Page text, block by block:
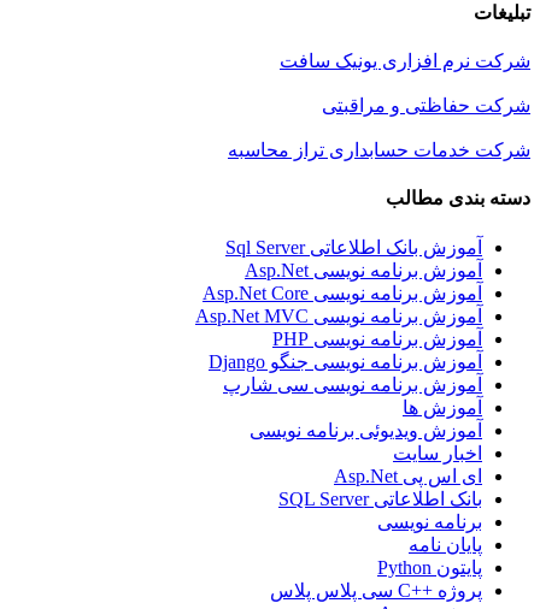
تبلیغات
شرکت نرم افزاری یونیک سافت
شرکت حفاظتی و مراقبتی
شرکت خدمات حسابداری تراز محاسبه
دسته بندی مطالب
آموزش بانک اطلاعاتی Sql Server
آموزش برنامه نویسی Asp.Net
آموزش برنامه نویسی Asp.Net Core
آموزش برنامه نویسی Asp.Net MVC
آموزش برنامه نویسی PHP
آموزش برنامه نویسی جنگو Django
آموزش برنامه نویسی سی شارپ
آموزش ها
آموزش ویدیوئی برنامه نویسی
اخبار سایت
ای اس پی Asp.Net
بانک اطلاعاتی SQL Server
برنامه نویسی
پایان نامه
پایتون Python
پروژه ++C سی پلاس پلاس